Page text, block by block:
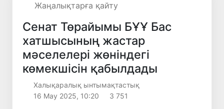
Жаңалықтарға қайту
Сенат Төрайымы БҰҰ Бас
хатшысының жастар
мәселелері жөніндегі
көмекшісін қабылдады
Халықаралық ынтымақтастық
16 Мау 2025, 10:20
3 751